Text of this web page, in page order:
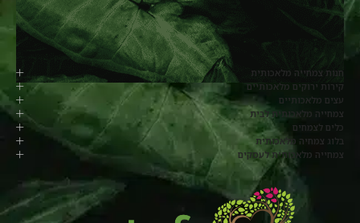
חנות צמחייה מלאכותית
קירות ירוקים מלאכותיים
עצים מלאכותיים
צמחייה מלאכותית לבית
כלים לצמחים
בלוג צמחיה מלאכותית
צמחייה מלאכותית לעסקים